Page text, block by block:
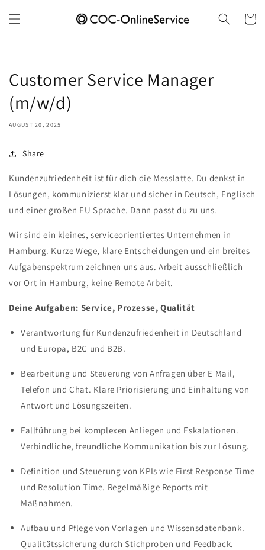
content
Cart
Customer Service Manager
(m/w/d)
AUGUST 20, 2025
Share
Kundenzufriedenheit ist für dich die Messlatte. Du denkst in
Lösungen, kommunizierst klar und sicher in Deutsch, Englisch
und einer großen EU Sprache. Dann passt du zu uns.
Wir sind ein kleines, serviceorientiertes Unternehmen in
Hamburg. Kurze Wege, klare Entscheidungen und ein breites
Aufgabenspektrum zeichnen uns aus. Arbeit ausschließlich
vor Ort in Hamburg, keine Remote Arbeit.
Deine Aufgaben: Service, Prozesse, Qualität
Verantwortung für Kundenzufriedenheit in Deutschland
und Europa, B2C und B2B.
Bearbeitung und Steuerung von Anfragen über E Mail,
Telefon und Chat. Klare Priorisierung und Einhaltung von
Antwort und Lösungszeiten.
Fallführung bei komplexen Anliegen und Eskalationen.
Verbindliche, freundliche Kommunikation bis zur Lösung.
Definition und Steuerung von KPIs wie First Response Time
und Resolution Time. Regelmäßige Reports mit
Maßnahmen.
Aufbau und Pflege von Vorlagen und Wissensdatenbank.
Qualitätssicherung durch Stichproben und Feedback.